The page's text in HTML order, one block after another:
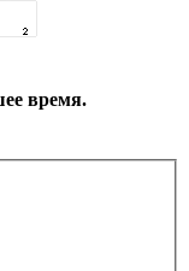
время.